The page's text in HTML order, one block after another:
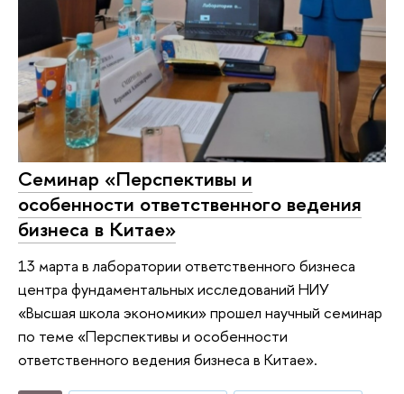
Семинар «Перспективы и
особенности ответственного ведения
бизнеса в Китае»
13 марта в лаборатории ответственного бизнеса
центра фундаментальных исследований НИУ
«Высшая школа экономики» прошел научный семинар
по теме «Перспективы и особенности
ответственного ведения бизнеса в Китае».